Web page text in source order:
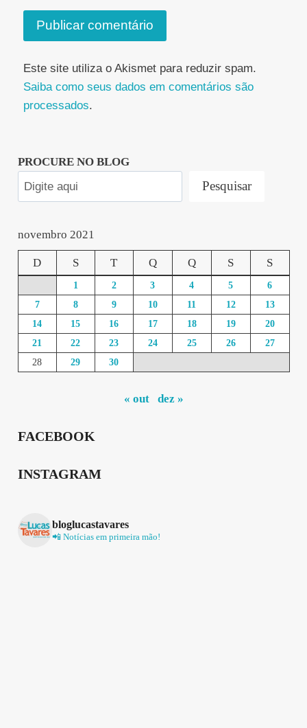
Este site utiliza o Akismet para reduzir spam.
Saiba como seus dados em comentários são
processados.
PROCURE NO BLOG
Pesquisar
novembro 2021
D S T Q Q S S
1 2 3 4 5
6
7
8 9 10 11 12
13
14
15 16 17 18 19
20
21
22 23 24 25 26
27
28
29 30
« out dez »
FACEBOOK
INSTAGRAM
bloglucastavares
📲 Notícias em primeira mão!